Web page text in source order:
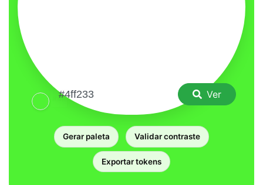
Ver
Gerar paleta Validar contraste
Exportar tokens